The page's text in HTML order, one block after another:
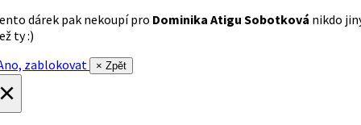
dárek pak nekoupí pro Dominika Atigu Sobotková nikdo
ty :)
zablokovat
× Zpět